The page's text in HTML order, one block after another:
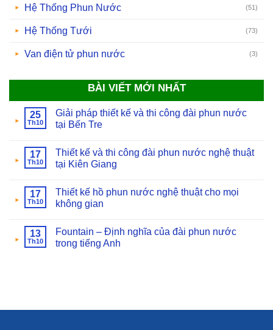
Hệ Thống Phun Nước (51)
Hệ Thống Tưới (73)
Van điện tử phun nước (3)
BÀI VIẾT MỚI NHẤT
25
Th10
Giải pháp thiết kế và thi công đài phun nước
tại Bến Tre
17
Th10
Thiết kế và thi công đài phun nước nghệ thuật
tại Kiên Giang
17
Th10
Thiết kế hồ phun nước nghệ thuật cho mọi
không gian
13
Th10
Fountain – Định nghĩa của đài phun nước
trong tiếng Anh